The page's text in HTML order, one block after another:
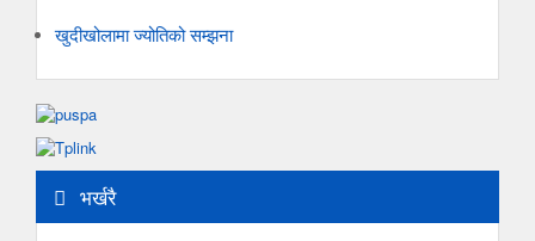
खुदीखोलामा ज्योतिको सम्झना
भर्खरै